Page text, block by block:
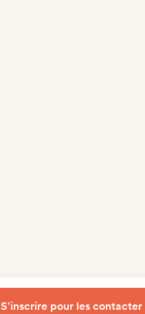
S'inscrire pour les contacter